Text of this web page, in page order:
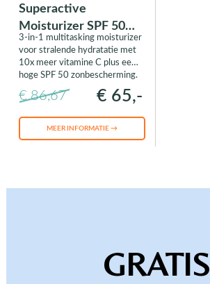
Superactive
Moisturizer SPF 50
Brightening
3-in-1 multitasking moisturizer
voor stralende hydratatie met
10x meer vitamine C plus een
hoge SPF 50 zonbescherming.
€ 86,67 € 65,-
MEER INFORMATIE →
GRATIS